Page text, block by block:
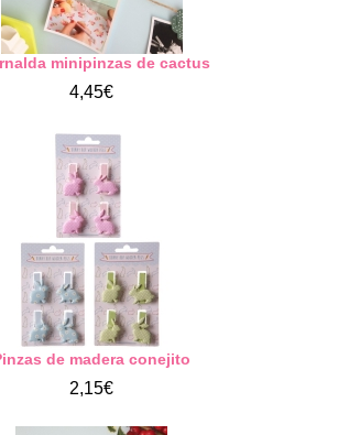
minipinzas de cactus
4,45€
de madera conejito
2,15€